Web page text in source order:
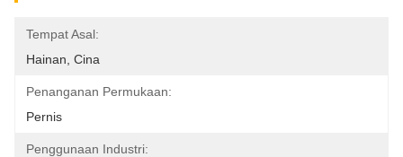
Tempat Asal:
Hainan, Cina
Penanganan Permukaan:
Pernis
Penggunaan Industri: